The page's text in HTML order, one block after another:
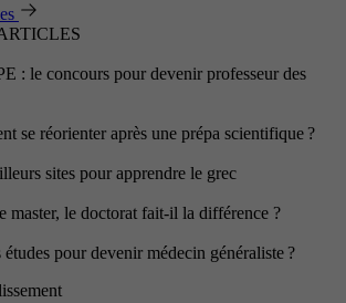
: le concours pour devenir professeur des
se réorienter après une prépa scientifique ?
sites pour apprendre le grec
master, le doctorat fait-il la différence ?
études pour devenir médecin généraliste ?